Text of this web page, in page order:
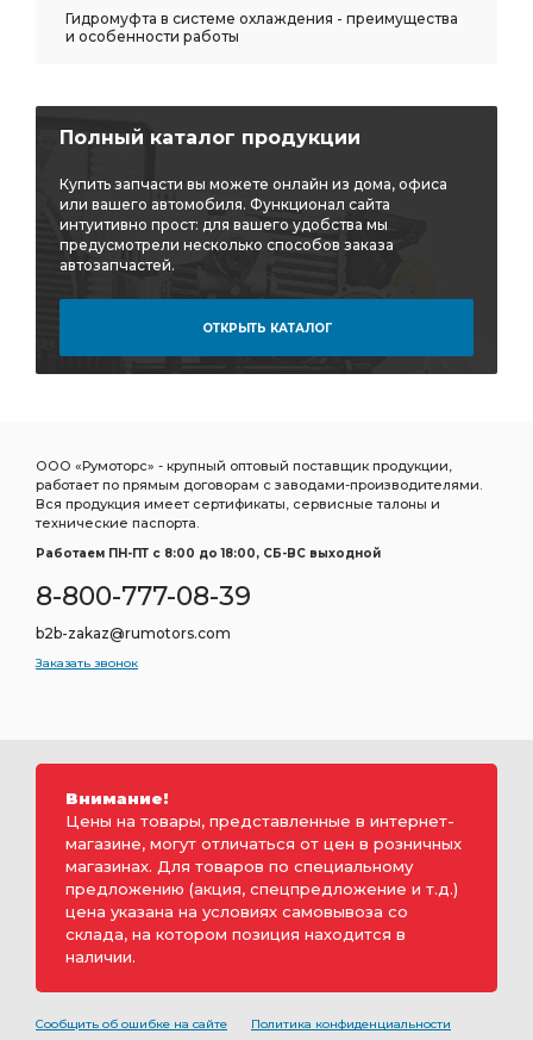
Гидромуфта в системе охлаждения - преимущества
и особенности работы
Полный каталог продукции
Купить запчасти вы можете онлайн из дома, офиса
или вашего автомобиля. Функционал сайта
интуитивно прост: для вашего удобства мы
предусмотрели несколько способов заказа
автозапчастей.
ОТКРЫТЬ КАТАЛОГ
ООО «Румоторс» - крупный оптовый поставщик продукции,
работает по прямым договорам с заводами-производителями.
Вся продукция имеет сертификаты, сервисные талоны и
технические паспорта.
Работаем ПН-ПТ c 8:00 до 18:00, СБ-ВС выходной
8-800-777-08-39
b2b-zakaz@rumotors.com
Заказать звонок
Внимание!
Цены на товары, представленные в интернет-
магазине, могут отличаться от цен в розничных
магазинах. Для товаров по специальному
предложению (акция, спецпредложение и т.д.)
цена указана на условиях самовывоза со
склада, на котором позиция находится в
наличии.
Сообщить об ошибке на сайте Политика конфиденциальности